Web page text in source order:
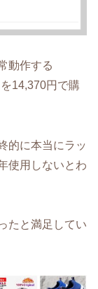
動作する
14,370円で購
的に本当にラッ
使用しないとわ
たと満足してい